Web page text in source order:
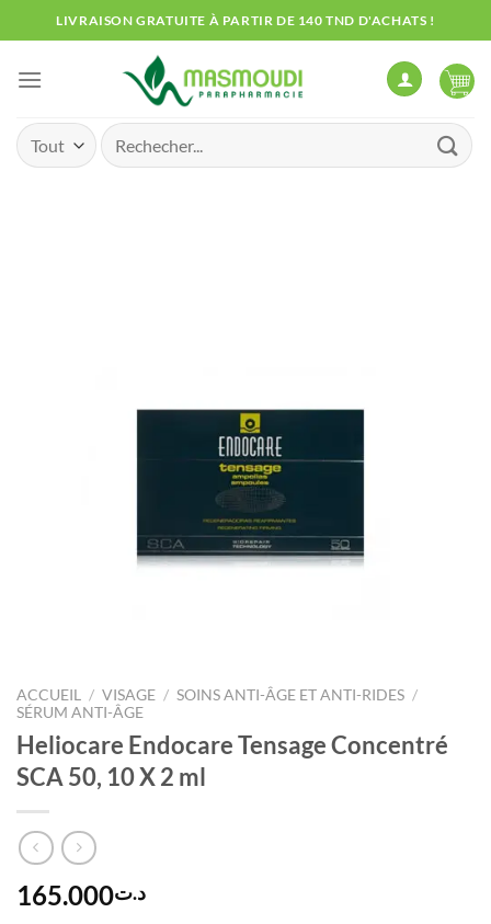
au
contenu
LIVRAISON GRATUITE À PARTIR DE 140 TND D'ACHATS !
Recherche
pour :
ACCUEIL / VISAGE / SOINS ANTI-ÂGE ET ANTI-RIDES /
SÉRUM ANTI-ÂGE
Heliocare Endocare Tensage Concentré
SCA 50, 10 X 2 ml
د.ت165.000